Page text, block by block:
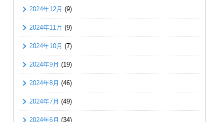
2024年12月 (9)
2024年11月 (9)
2024年10月 (7)
2024年9月 (19)
2024年8月 (46)
2024年7月 (49)
2024年6月 (34)